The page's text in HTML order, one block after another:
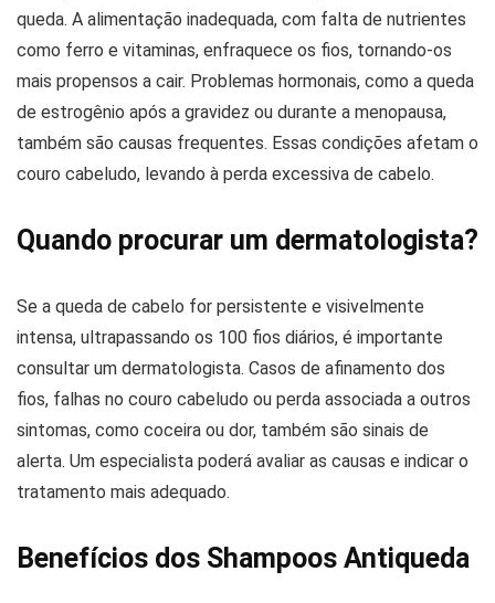
queda. A alimentação inadequada, com falta de nutrientes
como ferro e vitaminas, enfraquece os fios, tornando-os
mais propensos a cair. Problemas hormonais, como a queda
de estrogênio após a gravidez ou durante a menopausa,
também são causas frequentes. Essas condições afetam o
couro cabeludo, levando à perda excessiva de cabelo.
Quando procurar um dermatologista?
Se a queda de cabelo for persistente e visivelmente
intensa, ultrapassando os 100 fios diários, é importante
consultar um dermatologista. Casos de afinamento dos
fios, falhas no couro cabeludo ou perda associada a outros
sintomas, como coceira ou dor, também são sinais de
alerta. Um especialista poderá avaliar as causas e indicar o
tratamento mais adequado.
Benefícios dos Shampoos Antiqueda